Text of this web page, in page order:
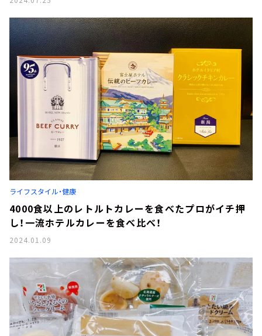
ライフスタイル・健康
4000食以上のレトルトカレーを食べたプロがイチ押
し！一流ホテルカレーを食べ比べ！
2024.01.09